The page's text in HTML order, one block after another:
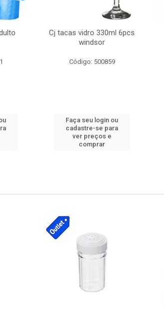
Cj tacas vidro 330ml 6pcs
windsor
Código: 500859
Faça seu login ou
cadastre-se para
ver preços e
comprar